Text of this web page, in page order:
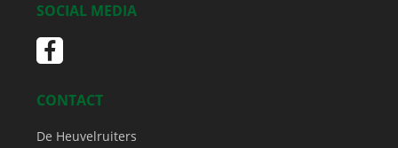
SOCIAL MEDIA
CONTACT
De Heuvelruiters